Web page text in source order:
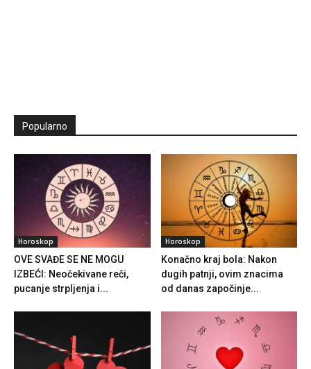
Popularno
Horoskop
OVE SVAĐE SE NE MOGU
IZBEĆI: Neočekivane reči,
pucanje strpljenja i...
Horoskop
Konačno kraj bola: Nakon
dugih patnji, ovim znacima
od danas započinje...